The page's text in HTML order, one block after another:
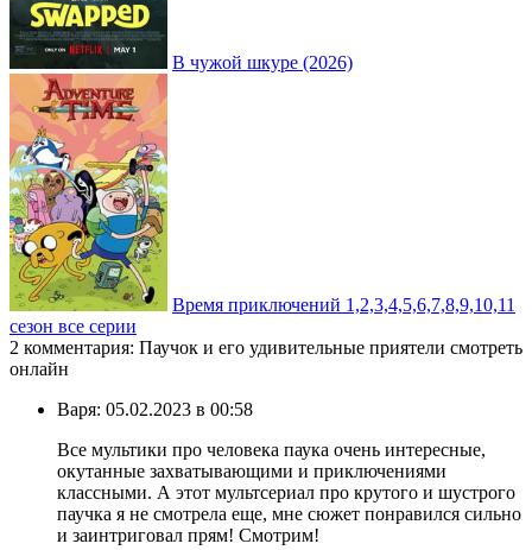
В чужой шкуре (2026)
Время приключений 1,2,3,4,5,6,7,8,9,10,11
сезон все серии
2 комментария: Паучок и его удивительные приятели смотреть
онлайн
Варя: 05.02.2023 в 00:58
Все мультики про человека паука очень интересные,
окутанные захватывающими и приключениями
классными. А этот мультсериал про крутого и шустрого
паучка я не смотрела еще, мне сюжет понравился сильно
и заинтриговал прям! Смотрим!